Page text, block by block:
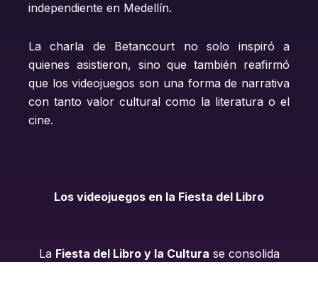
independiente en Medellín.
La charla de Betancourt no solo inspiró a
quienes asistieron, sino que también reafirmó
que los videojuegos son una forma de narrativa
con tanto valor cultural como la literatura o el
cine.
Los videojuegos en la Fiesta del Libro
La Fiesta del Libro y la Cultura se consolida